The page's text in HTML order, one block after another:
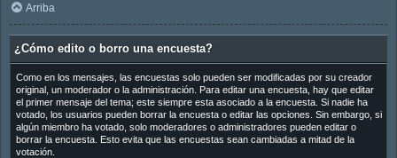
Arriba
¿Cómo edito o borro una encuesta?
Como en los mensajes, las encuestas solo pueden ser modificadas por su creador
original, un moderador o la administración. Para editar una encuesta, hay que editar
el primer mensaje del tema; este siempre esta asociado a la encuesta. Si nadie ha
votado, los usuarios pueden borrar la encuesta o editar las opciones. Sin embargo, si
algún miembro ha votado, solo moderadores o administradores pueden editar o
borrar la encuesta. Esto evita que las encuestas sean cambiadas a mitad de la
votación.